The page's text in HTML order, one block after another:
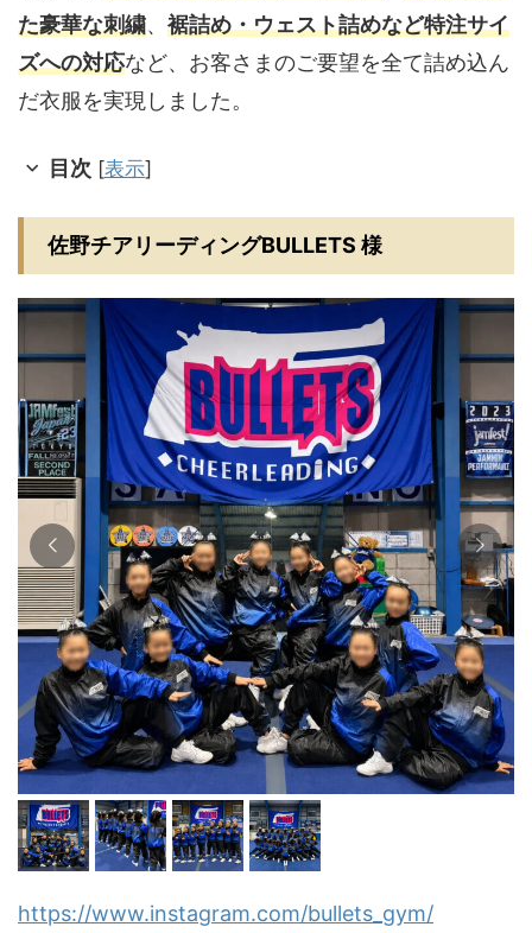
た豪華な刺繍、 裾詰め・ウェスト詰めなど特注サイ
ズへの対応など、お客さまのご要望を全て詰め込ん
だ衣服を実現しました。
目次 [表示]
佐野チアリーディングBULLETS 様
https://www.instagram.com/bullets_gym/